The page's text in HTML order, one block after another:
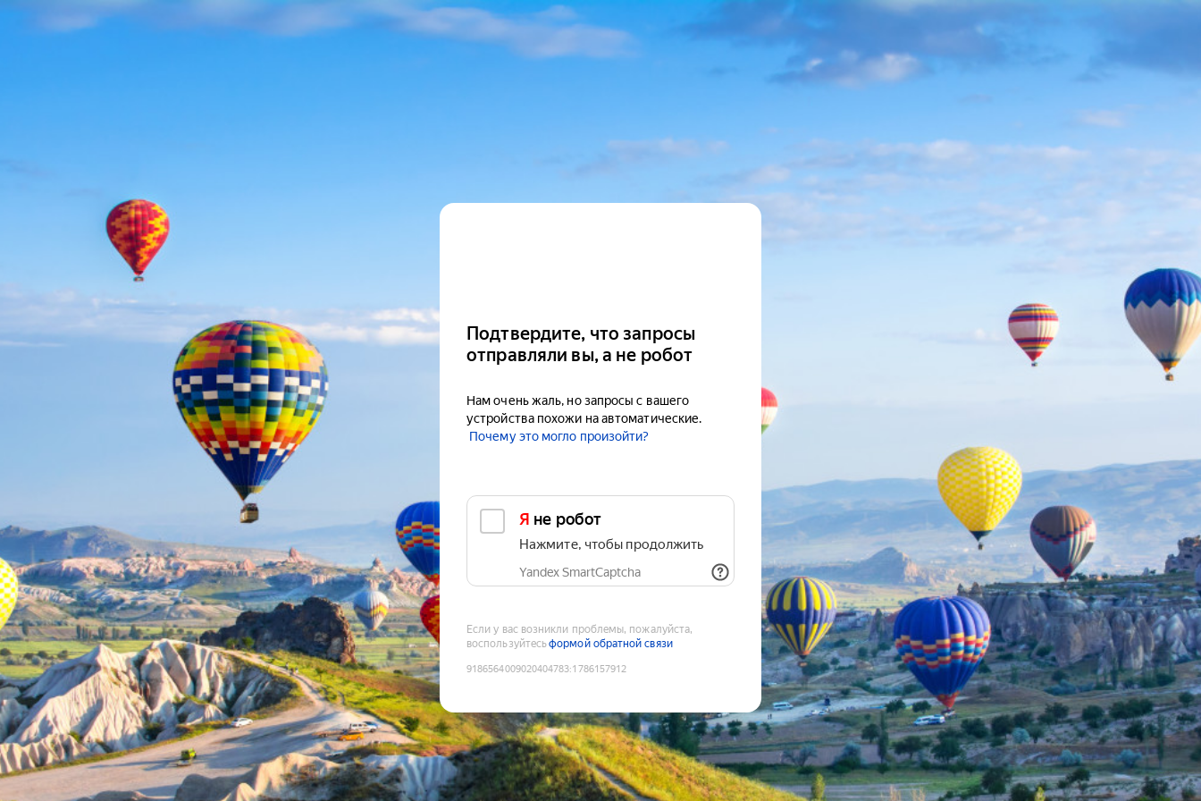
Подтвердите, что запросы
отправляли вы, а не робот
Нам очень жаль, но запросы с вашего
устройства похожи на автоматические.
Почему это могло произойти?
Я не робот
Нажмите, чтобы продолжить
Yandex SmartCaptcha
Если у вас возникли проблемы, пожалуйста,
воспользуйтесьформой обратной связи
9186564009020404783:1786157912